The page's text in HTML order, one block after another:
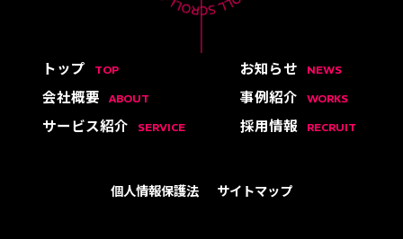
トップ TOP お知らせ NEWS
会社概要 ABOUT 事例紹介 WORKS
サービス紹介 SERVICE 採用情報 RECRUIT
個人情報保護法 サイトマップ